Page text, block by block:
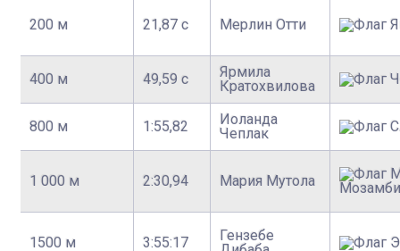
200 м 21,87 с Мерлин Отти
400 м 49,59 с
Ярмила
Кратохвилова
800 м 1:55,82
Иоланда
Чеплак
1 000 м 2:30,94 Мария Мутола
1500 м 3:55:17
Гензебе